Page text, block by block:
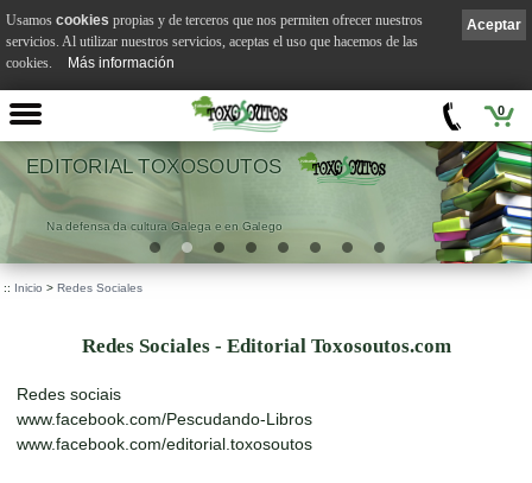
0
EDITORIAL TOXOSOUTOS
Na defensa da cultura Galega e en Galego
:: Inicio > Redes Sociales
Redes Sociales - Editorial Toxosoutos.com
Redes sociais
www.facebook.com/Pescudando-Libros
www.facebook.com/editorial.toxosoutos
Aceptar
Usamos cookies propias y de terceros que nos permiten ofrecer nuestros
servicios. Al utilizar nuestros servicios, aceptas el uso que hacemos de las
cookies.
Más información